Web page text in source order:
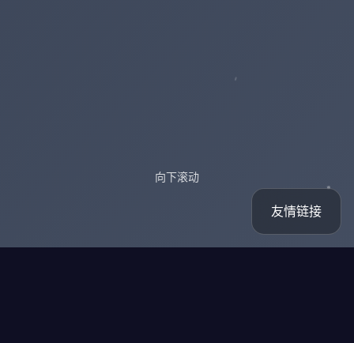
向下滚动
友情链接